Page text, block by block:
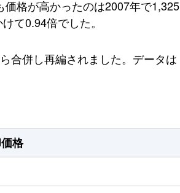
格が高かったのは2007年で1,325
て0.94倍でした。
合併し再編されました。データは
格